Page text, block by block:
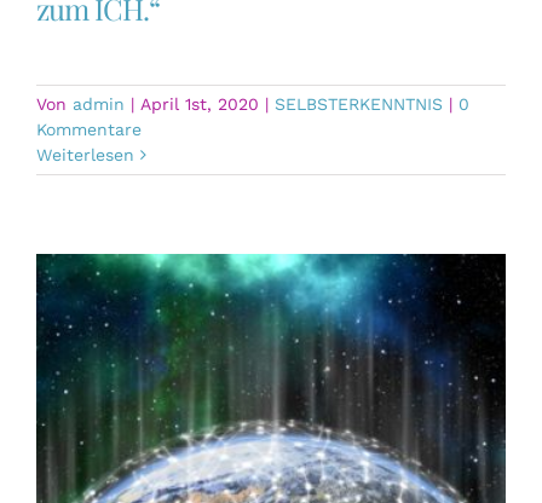
zum ICH.“
Von admin | April 1st, 2020 | SELBSTERKENNTNIS | 0
Kommentare
Weiterlesen